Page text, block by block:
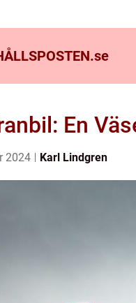
se
En
2024 Karl Lindgren